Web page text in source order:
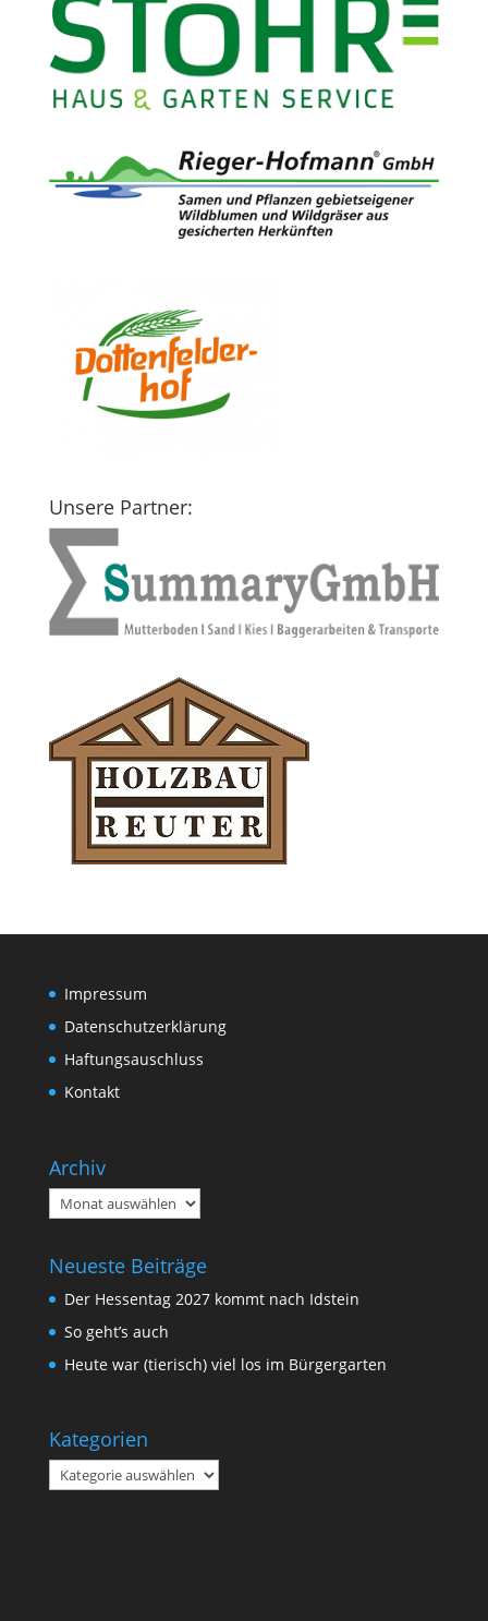
Unsere Partner:
Impressum
Datenschutzerklärung
Haftungsauschluss
Kontakt
Archiv
Archiv
Neueste Beiträge
Der Hessentag 2027 kommt nach Idstein
So geht’s auch
Heute war (tierisch) viel los im Bürgergarten
Kategorien
Kategorien